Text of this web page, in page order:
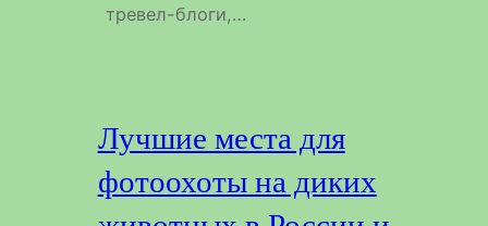
тревел-блоги,…
Лучшие места для
фотоохоты на диких